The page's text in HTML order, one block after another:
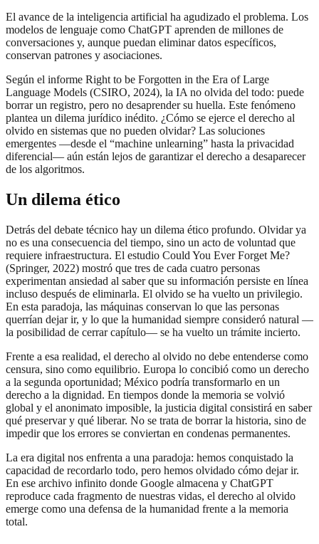
El avance de la inteligencia artificial ha agudizado el problema. Los
modelos de lenguaje como ChatGPT aprenden de millones de
conversaciones y, aunque puedan eliminar datos específicos,
conservan patrones y asociaciones.
Según el informe Right to be Forgotten in the Era of Large
Language Models (CSIRO, 2024), la IA no olvida del todo: puede
borrar un registro, pero no desaprender su huella. Este fenómeno
plantea un dilema jurídico inédito. ¿Cómo se ejerce el derecho al
olvido en sistemas que no pueden olvidar? Las soluciones
emergentes —desde el “machine unlearning” hasta la privacidad
diferencial— aún están lejos de garantizar el derecho a desaparecer
de los algoritmos.
Un dilema ético
Detrás del debate técnico hay un dilema ético profundo. Olvidar ya
no es una consecuencia del tiempo, sino un acto de voluntad que
requiere infraestructura. El estudio Could You Ever Forget Me?
(Springer, 2022) mostró que tres de cada cuatro personas
experimentan ansiedad al saber que su información persiste en línea
incluso después de eliminarla. El olvido se ha vuelto un privilegio.
En esta paradoja, las máquinas conservan lo que las personas
querrían dejar ir, y lo que la humanidad siempre consideró natural —
la posibilidad de cerrar capítulo— se ha vuelto un trámite incierto.
Frente a esa realidad, el derecho al olvido no debe entenderse como
censura, sino como equilibrio. Europa lo concibió como un derecho
a la segunda oportunidad; México podría transformarlo en un
derecho a la dignidad. En tiempos donde la memoria se volvió
global y el anonimato imposible, la justicia digital consistirá en saber
qué preservar y qué liberar. No se trata de borrar la historia, sino de
impedir que los errores se conviertan en condenas permanentes.
La era digital nos enfrenta a una paradoja: hemos conquistado la
capacidad de recordarlo todo, pero hemos olvidado cómo dejar ir.
En ese archivo infinito donde Google almacena y ChatGPT
reproduce cada fragmento de nuestras vidas, el derecho al olvido
emerge como una defensa de la humanidad frente a la memoria
total.